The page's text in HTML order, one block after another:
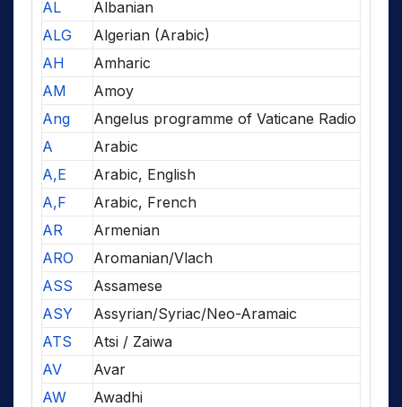
AL
Albanian
ALG
Algerian (Arabic)
AH
Amharic
AM
Amoy
Ang
Angelus programme of Vaticane Radio
A
Arabic
A,E
Arabic, English
A,F
Arabic, French
AR
Armenian
ARO
Aromanian/Vlach
ASS
Assamese
ASY
Assyrian/Syriac/Neo-Aramaic
ATS
Atsi / Zaiwa
AV
Avar
AW
Awadhi